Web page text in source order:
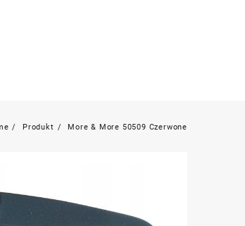
Produkt More & More 50509 Czerwone